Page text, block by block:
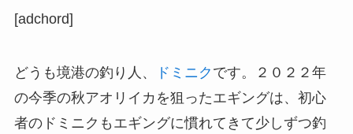
[adchord]
どうも境港の釣り人、 ドミニク です。２０２２年
の今季の秋アオリイカを狙ったエギングは、初心
者のドミニクもエギングに慣れてきて少しずつ釣